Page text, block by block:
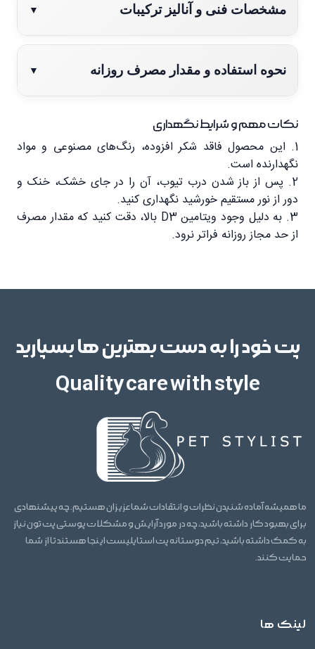
مشخصات فنی و آنالیز ترکیبات ▼
ویژگی توضیحات
مناسب برای بچه گربه‌های بالای 6 هفته (Kitten)
کلسیم، تائورین، امگا 3 و 12 نوع ویتامین
وزن
نحوه استفاده و مقدار مصرف روزانه ▼
زیر به بچه گربه بدهید:
مقدار مجاز
6 سانتی‌متر
در روز
مستقیماً از تیوب، یا روی انگشت و یا مخلوط
سرو کردن خمیر در دمای اتاق توصیه می‌شود.
‌نکات مهم و شرایط نگهداری
1. این محصول فاقد شکر افزوده، رنگ‌های مصنوعی و مواد
نگهدارنده است.
2. پس از باز شدن درب تیوب، آن را در جای خشک، خنک و
دور از نور مستقیم خورشید نگهداری کنید.
3. به دلیل وجود ویتامین D3 بالا، دقت کنید که مقدار مصرف
از حد مجاز روزانه فراتر نرود.
پت خود را به دست بهترین ها بسپارید
Quality care with style
ما همیشه آماده شنیدن نظرات و انتقادات شما عزیزان هستیم. چه پیشنهادی
برای بهبود کار داشته باشید، چه در مورد آرایش و مشکلات پوستی پت تون نیاز
به کمک داشته باشید، تیم دوستانه پت استایلیست اینجا هستند تا از شما
حمایت کنند.
لینک ها